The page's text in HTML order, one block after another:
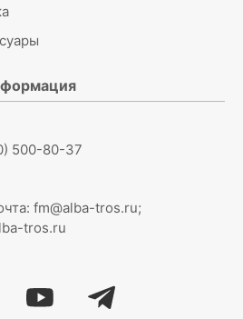
500-80-37
fm@alba-tros.ru;
tros.ru